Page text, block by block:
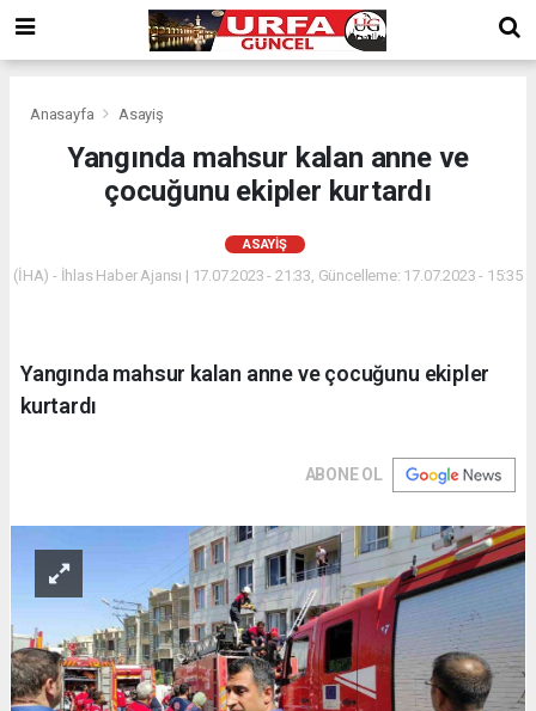
Anasayfa Asayiş
Yangında mahsur kalan anne ve
çocuğunu ekipler kurtardı
ASAYIŞ
(İHA) - İhlas Haber Ajansı | 17.07.2023 - 21:33, Güncelleme: 17.07.2023 - 15:35
Yangında mahsur kalan anne ve çocuğunu ekipler
kurtardı
ABONE OL